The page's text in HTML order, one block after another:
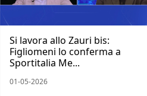
Si lavora allo Zauri bis:
Figliomeni lo conferma a
Sportitalia Me...
01-05-2026